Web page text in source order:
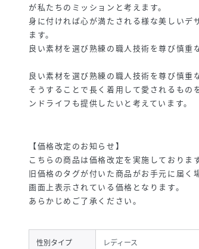
が私たちのミッションと考えます。
身に付ければ心が満たされる様な美しいデ
ます。
良い素材を選び熟練の職人技術を尊び慎重
良い素材を選び熟練の職人技術を尊び慎重
そうすることで長く着用して愛されるもの
ンドライフも提供したいと考えています。
【価格改定のお知らせ】
こちらの商品は価格改定を実施しております
旧価格のタグが付いた商品がお手元に届く
画面上表示されている価格となります。
あらかじめご了承ください。
性別タイプ レディース